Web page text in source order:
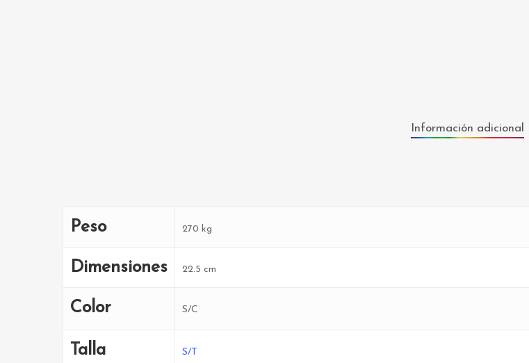
Información adicional
Peso 270 kg
Dimensiones 22.5 cm
Color S/C
Talla S/T